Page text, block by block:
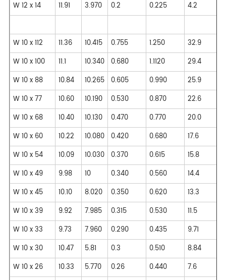
W 12 x 14
11.91 3.970 0.2 0.225 4.2
W 10 x 112 11.36 10.415 0.755 1.250 32.9
W 10 x 100
11.1 10.340 0.680 1.1120 29.4
W 10 x 88
10.84 10.265 0.605 0.990 25.9
W 10 x 77
10.60 10.190 0.530 0.870 22.6
W 10 x 68
10.40 10.130 0.470 0.770 20.0
W 10 x 60
10.22 10.080 0.420 0.680 17.6
W 10 x 54
10.09 10.030 0.370 0.615 15.8
W 10 x 49
9.98 10 0.340 0.560 14.4
W 10 x 45
10.10 8.020 0.350 0.620 13.3
W 10 x 39
9.92 7.985 0.315 0.530 11.5
W 10 x 33
9.73 7.960 0.290 0.435 9.71
W 10 x 30
10.47 5.81 0.3 0.510 8.84
W 10 x 26
10.33 5.770 0.26 0.440 7.6